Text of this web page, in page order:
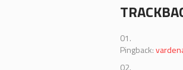
Pingback: